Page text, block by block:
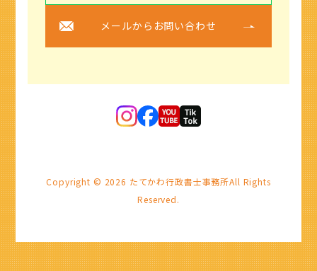
メールからお問い合わせ
Copyright © 2026 たてかわ行政書士事務所All Rights
Reserved.